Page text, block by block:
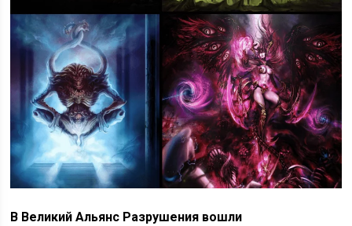
В Великий Альянс Разрушения вошли